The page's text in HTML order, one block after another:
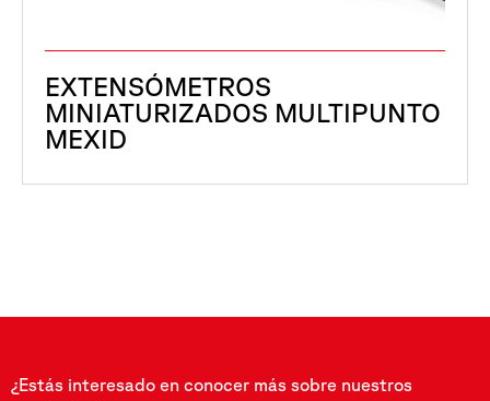
EXTENSÓMETROS
MINIATURIZADOS MULTIPUNTO
MEXID
¿Estás interesado en conocer más sobre nuestros